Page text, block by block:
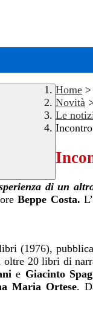
Home >
Novità
Le
di un
Beppe Costa.
(1976),
oltre 20 libri di
e Giacinto
Maria Ortese.